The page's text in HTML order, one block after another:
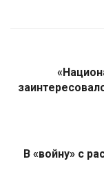
В «войну» с